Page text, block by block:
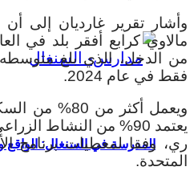
المدرسة في السنغال: الواقع
وأشار تقرير غارديان إلى
مالاوي كرابع أفقر بلد في
فقط في عام 2024.
ويعمل أكثر من
يعتمد 90% من النشاط
ري، وفقا لمعطيات برنامج
المتحدة.